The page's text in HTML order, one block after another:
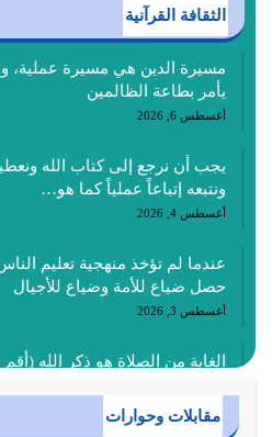
الثقافة القرآنية
مسيرة الدين هي مسيرة عملية،
يأمر بطاعة الظالمين
أغسطس 6, 2026
يجب أن نرجع إلى كتاب الله
ونتبعه إتباعاً عملياً كما هو…
أغسطس 4, 2026
عندما لم تؤخذ منهجية تعليم
حصل ضياع للأمة وضياع للأجيال
أغسطس 3, 2026
الغاية من الصلاة هو ذكر الله
أغسطس 2, 2026
مقابلات وحوارات